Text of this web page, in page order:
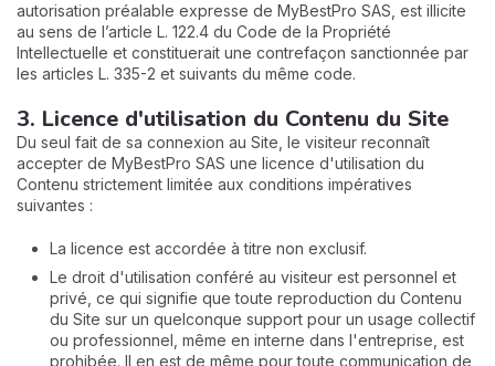
autorisation préalable expresse de MyBestPro SAS, est illicite
au sens de l’article L. 122.4 du Code de la Propriété
Intellectuelle et constituerait une contrefaçon sanctionnée par
les articles L. 335-2 et suivants du même code.
3. Licence d'utilisation du Contenu du Site
Du seul fait de sa connexion au Site, le visiteur reconnaît
accepter de MyBestPro SAS une licence d'utilisation du
Contenu strictement limitée aux conditions impératives
suivantes :
La licence est accordée à titre non exclusif.
Le droit d'utilisation conféré au visiteur est personnel et
privé, ce qui signifie que toute reproduction du Contenu
du Site sur un quelconque support pour un usage collectif
ou professionnel, même en interne dans l'entreprise, est
prohibée. Il en est de même pour toute communication de